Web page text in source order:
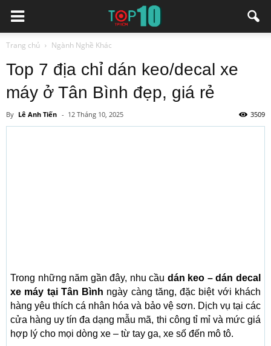
Trang chủ Ngành Nghề Khác
Top 7 địa chỉ dán keo/decal xe
máy ở Tân Bình đẹp, giá rẻ
By Lê Anh Tiến - 12 Tháng 10, 2025 3509
Trong những năm gần đây, nhu cầu dán keo – dán decal
xe máy tại Tân Bình ngày càng tăng, đặc biệt với khách
hàng yêu thích cá nhân hóa và bảo vệ sơn. Dịch vụ tại các
cửa hàng uy tín đa dạng mẫu mã, thi công tỉ mỉ và mức giá
hợp lý cho mọi dòng xe – từ tay ga, xe số đến mô tô.